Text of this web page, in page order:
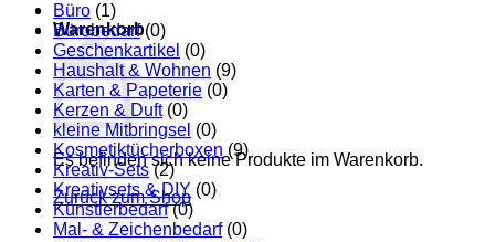
Warenkorb
Es befinden sich keine Produkte im Warenkorb.
Zurück zum Shop
Büro (1)
Bürobedarf (0)
Geschenkartikel (0)
Haushalt & Wohnen (9)
Karten & Papeterie (0)
Kerzen & Duft (0)
kleine Mitbringsel (0)
Kosmetiktücherboxen (9)
Kreativ-Sets (2)
Kreativsets & DIY (0)
Künstlerbedarf (0)
Mal- & Zeichenbedarf (0)